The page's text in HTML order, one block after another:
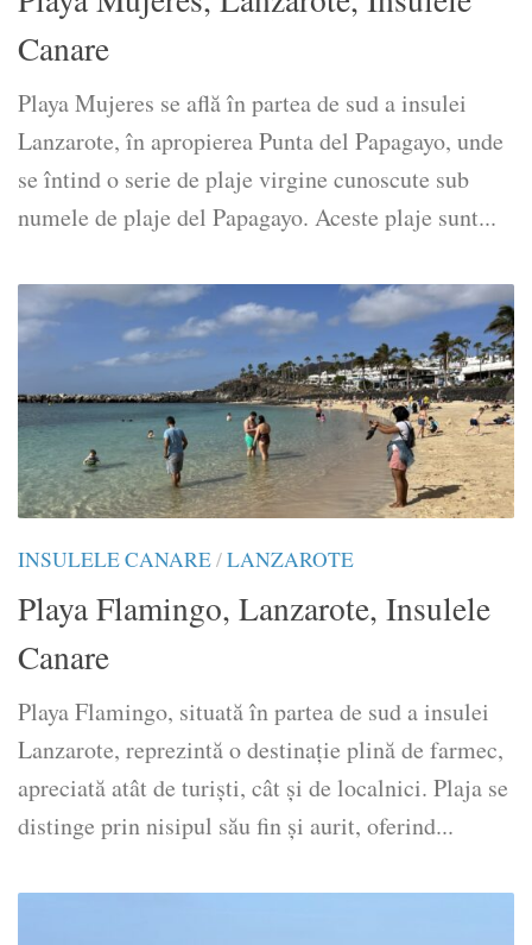
Canare
Playa Mujeres se află în partea de sud a insulei
Lanzarote, în apropierea Punta del Papagayo, unde
se întind o serie de plaje virgine cunoscute sub
numele de plaje del Papagayo. Aceste plaje sunt...
INSULELE CANARE/LANZAROTE
Playa Flamingo, Lanzarote, Insulele
Canare
Playa Flamingo, situată în partea de sud a insulei
Lanzarote, reprezintă o destinație plină de farmec,
apreciată atât de turiști, cât și de localnici. Plaja se
distinge prin nisipul său fin și aurit, oferind...